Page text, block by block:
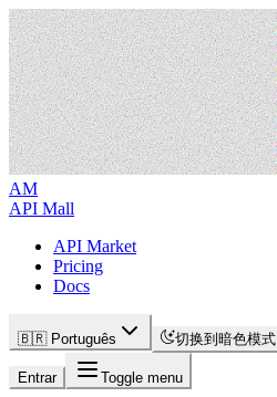
AM
API Mall
API Market
Pricing
Docs
🇧🇷 Português 切换到暗色模式
Entrar Toggle menu